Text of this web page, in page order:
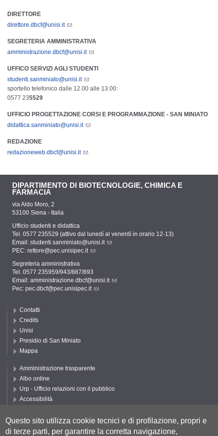
DIRETTORE
direttore.dbcf@unisi.it
SEGRETERIA AMMINISTRATIVA
amministrazione.dbcf@unisi.it
UFFICO SERVIZI AGLI STUDENTI
studenti.sanminiato@unisi.it
sportello telefonico dalle 12.00 alle 13.00:
0577 235529
UFFICIO PROGETTAZIONE CORSI E PROGRAMMAZIONE - SAN MINIATO
didattica.sanminiato@unisi.it
REDAZIONE
redazioneweb.dbcf@unisi.it
DIPARTIMENTO DI BIOTECNOLOGIE, CHIMICA E
FARMACIA
via Aldo Moro, 2
53100 Siena - Italia
Ufficio studenti e didattica
Tel. 0577 235529 (attivo dal lunedì al venerdì in orario 12-13)
Email: studenti.sanminiato@unisi.it
PEC: rettore@pec.unisipec.it
Segreteria amministrativa
Tel. 0577 235959/943/887/893
Email: amministrazione.dbcf@unisi.it
Pec: pec.dbcf@pec.unisipec.it
Contatti
Credits
Unisi
Presidio di San Miniato
Mappa
Amministrazione trasparente
Albo online
Urp - Ufficio relazioni con il pubblico
Accessibilità
Cookie settings
Questo sito utilizza cookie tecnici e di profilazione, propri e
di terze parti, per garantire la corretta navigazione,